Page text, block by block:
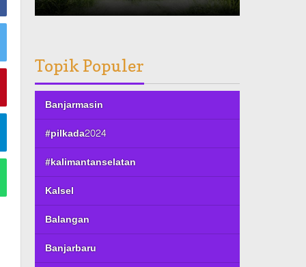
Topik Populer
Banjarmasin
#pilkada2024
#kalimantanselatan
Kalsel
Balangan
Banjarbaru